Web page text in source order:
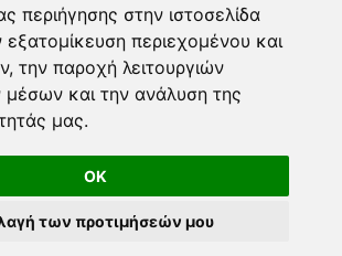
περιήγησης στην ιστοσελίδα
εξατομίκευση περιεχομένου και
την παροχή λειτουργιών
μέσων και την ανάλυση της
μας.
OK
των προτιμήσεών μου
Χρήσης & Πολιτική Απορρήτου